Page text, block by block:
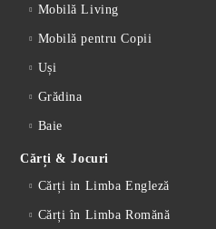
Mobilă Living
Mobilă pentru Copii
Uși
Grădina
Baie
Cărți & Jocuri
Cărți in Limba Engleză
Cărți în Limba Romănă